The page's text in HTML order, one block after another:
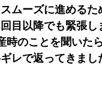
ムーズに進めるた
目以降でも緊張し
時のことを聞いた
レで返ってきまし